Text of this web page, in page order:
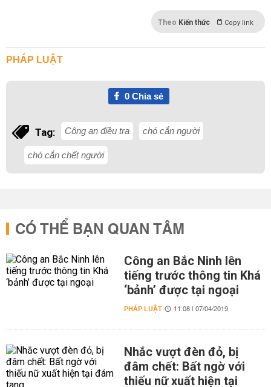
Theo Kiến thức Copy link
PHÁP LUẬT
0Chia sẻ
Tag: Công an điều tra chó cắn người
chó cắn chết người
CÓ THỂ BẠN QUAN TÂM
Công an Bắc Ninh lên
tiếng trước thông tin Khá
‘bảnh’ được tại ngoại
PHÁP LUẬT 11:08 | 07/04/2019
Nhắc vượt đèn đỏ, bị
đâm chết: Bất ngờ với
thiếu nữ xuất hiện tại